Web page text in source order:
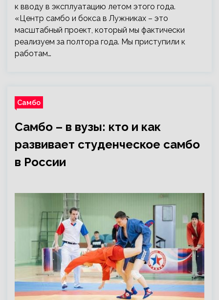
к вводу в эксплуатацию летом этого года.
«Центр самбо и бокса в Лужниках – это
масштабный проект, который мы фактически
реализуем за полтора года. Мы приступили к
работам…
Самбо
Самбо – в вузы: кто и как
развивает студенческое самбо
в России